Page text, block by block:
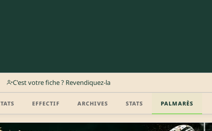
C'est votre fiche ? Revendiquez-la
EFFECTIF ARCHIVES STATS PALMARÈS